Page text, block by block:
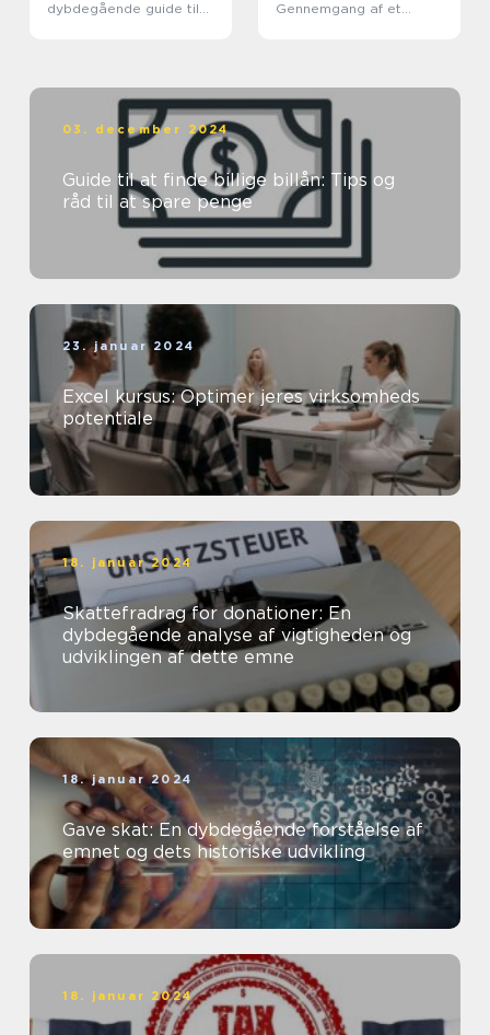
dybdegående guide til
Gennemgang af et
03. december 2024
Guide til at finde billige billån: Tips og
råd til at spare penge
23. januar 2024
Excel kursus: Optimer jeres virksomheds
potentiale
18. januar 2024
Skattefradrag for donationer: En
dybdegående analyse af vigtigheden og
udviklingen af dette emne
18. januar 2024
Gave skat: En dybdegående forståelse af
emnet og dets historiske udvikling
18. januar 2024